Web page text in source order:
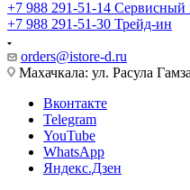
+7 988 291-51-14 Сервисный
+7 988 291-51-30 Трейд-ин
orders@istore-d.ru
Махачкала: ул. Расула
Вконтакте
Telegram
YouTube
WhatsApp
Яндекс.Дзен